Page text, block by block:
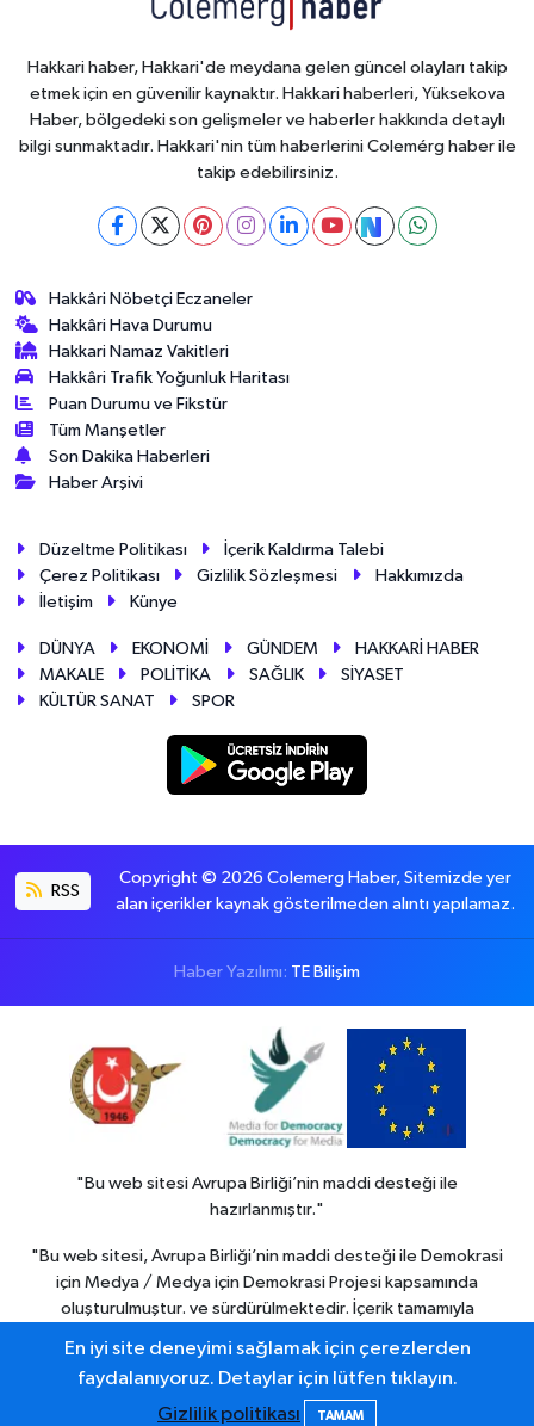
Hakkari haber, Hakkari'de meydana gelen güncel olayları takip
etmek için en güvenilir kaynaktır. Hakkari haberleri, Yüksekova
Haber, bölgedeki son gelişmeler ve haberler hakkında detaylı
bilgi sunmaktadır. Hakkari'nin tüm haberlerini Colemérg haber ile
takip edebilirsiniz.
Hakkâri Nöbetçi Eczaneler
Hakkâri Hava Durumu
Hakkari Namaz Vakitleri
Hakkâri Trafik Yoğunluk Haritası
Puan Durumu ve Fikstür
Tüm Manşetler
Son Dakika Haberleri
Haber Arşivi
Düzeltme Politikası
İçerik Kaldırma Talebi
Çerez Politikası
Gizlilik Sözleşmesi
Hakkımızda
İletişim
Künye
DÜNYA EKONOMİ GÜNDEM
HAKKARİ HABER
MAKALE
POLİTİKA SAĞLIK
SİYASET
KÜLTÜR SANAT
SPOR
RSS
Copyright © 2026 Colemerg Haber, Sitemizde yer
alan içerikler kaynak gösterilmeden alıntı yapılamaz.
Haber Yazılımı: TE Bilişim
"Bu web sitesi Avrupa Birliği’nin maddi desteği ile
hazırlanmıştır."
"Bu web sitesi, Avrupa Birliği’nin maddi desteği ile Demokrasi
için Medya / Medya için Demokrasi Projesi kapsamında
oluşturulmuştur. ve sürdürülmektedir. İçerik tamamıyla
görüşlerini yansıtmak zorunda değildir."
En iyi site deneyimi sağlamak için çerezlerden
faydalanıyoruz. Detaylar için lütfen tıklayın.
Gizlilik politikası
TAMAM